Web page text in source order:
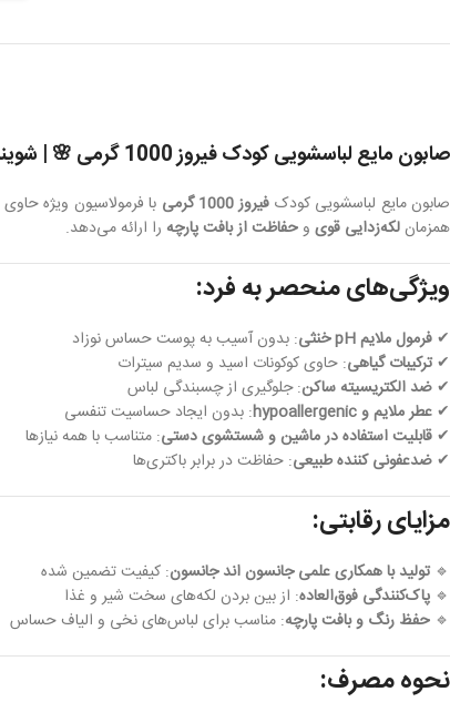
صابون مایع لباسشویی کودک فیروز 1000 گرمی 🌸 | شوینده ملایم و ضدحساسیت برای پوست نوزادان
صابون مایع لباسشویی کودک فیروز 1000 گرمی با فرمولاسیون ویژه حاوی
همزمان لکه‌زدایی قوی وحفاظت از بافت پارچه را ارائه می‌دهد.
ویژگی‌های منحصر به فرد:
✔ فرمول ملایم pH خنثی
: بدون آسیب به پوست حساس نوزاد
✔ ترکیبات گیاهی: حاوی کوکونات اسید و سدیم سیترات
✔ ضد الکتریسیته ساکن: جلوگیری از چسبندگی لباس
✔ عطر ملایم و hypoallergenic
: بدون ایجاد حساسیت تنفسی
✔ قابلیت استفاده در ماشین و شستشوی دستی: متناسب با همه نیازها
✔ ضدعفونی کننده طبیعی: حفاظت در برابر باکتری‌ها
مزایای رقابتی:
🔹 تولید با همکاری علمی جانسون اند جانسون: کیفیت تضمین شده
🔹 پاک‌کنندگی فوق‌العاده: از بین بردن لکه‌های سخت شیر و غذا
🔹 حفظ رنگ و بافت پارچه: مناسب برای لباس‌های نخی و الیاف حساس
نحوه مصرف: